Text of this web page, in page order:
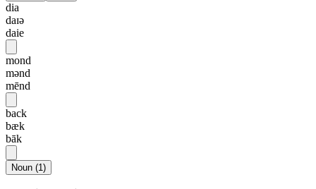
dia
daɪə
daie
mond
mənd
mēnd
back
bæk
bāk
Noun (1)